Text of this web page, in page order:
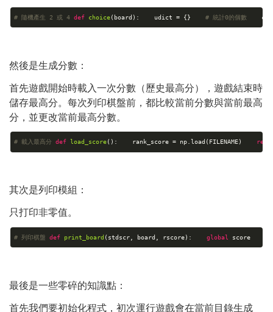
# 隨機產生 2 或 4 def choice(board) : udict = {}# 統計0的個數
然後是生成分數：
首先遊戲開始時載入一次分數（歷史最高分），遊戲結束時
儲存最高分。每次列印棋盤前，都比較當前分數與當前最高
分，並更改當前最高分數。
# 載入最高分 def load_score() : rank_score = np.load(FILENAME)
其次是列印模組：
只打印非零值。
# 列印棋盤 def print_board (stdscr, board, rscore) : global score
最後是一些零碎的知識點：
首先我們要初始化程式，初次運行遊戲會在當前目錄生成